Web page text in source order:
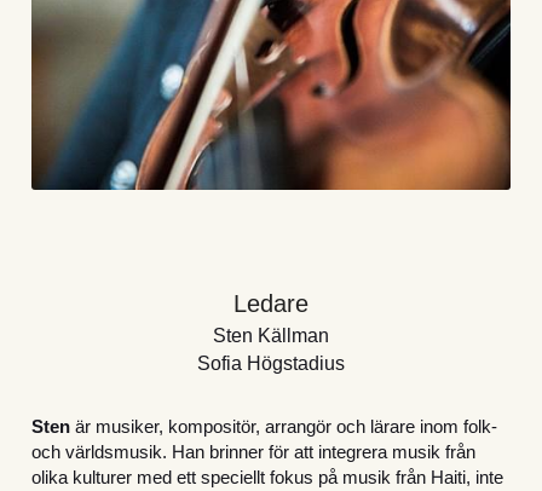
Ledare
Sten Källman
Sofia Högstadius
Sten är musiker, kompositör, arrangör och lärare inom folk-
och världsmusik. Han brinner för att integrera musik från
olika kulturer med ett speciellt fokus på musik från Haiti, inte